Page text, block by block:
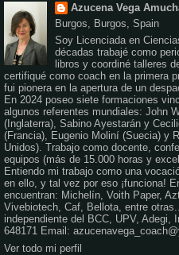
Azucena Vega
Burgos, Burgos, Spain
Soy Licenciada en
décadas trabajé como
libros y coordiné talleres
certifiqué como coach en la primera
fui pionera en la apertura de un
En 2024 poseo siete formaciones
algunos referentes mundiales: John
(Inglaterra), Sabino Ayestarán y
(Francia), Eugenio Moliní (Suecia) y
Unidos). Trabajo como docente,
equipos (más de 15.000 horas y
Entiendo mi trabajo como una
en ello, y tal vez por eso ¡funciona!
encuentran: Michelín, Voith Paper,
Vivebiotech, Caf, Bellota, entre
independiente del BCC, UPV, Adegi,
648171 Email:
Ver todo mi perfil